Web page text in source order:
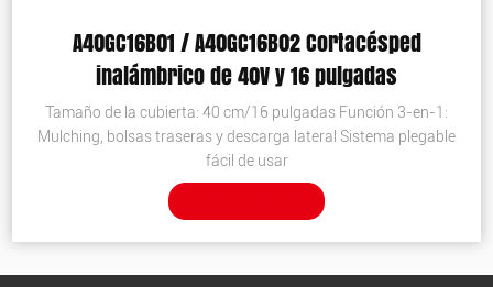
A40GC16B01 / A40GC16B02 Cortacésped
inalámbrico de 40V y 16 pulgadas
Tamaño de la cubierta: 40 cm/16 pulgadas Función 3-en-1:
Mulching, bolsas traseras y descarga lateral Sistema plegable
fácil de usar